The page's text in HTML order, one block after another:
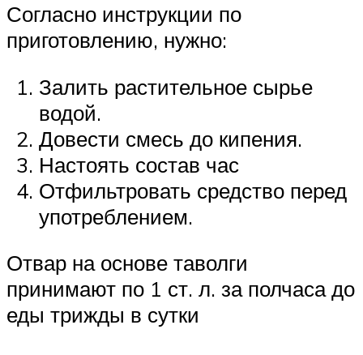
Согласно инструкции по
приготовлению, нужно:
Залить растительное сырье
водой.
Довести смесь до кипения.
Настоять состав час
Отфильтровать средство перед
употреблением.
Отвар на основе таволги
принимают по 1 ст. л. за полчаса до
еды трижды в сутки